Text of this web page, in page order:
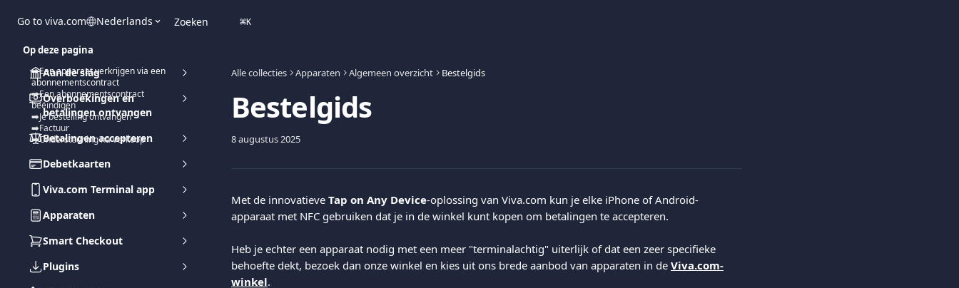
Go to viva.com Nederlands Zoeken ⌘K
Aan de slag
Overboekingen en
betalingen ontvangen
Betalingen accepteren
Debetkaarten
Viva.com Terminal app
Apparaten
Smart Checkout
Plugins
Alle collecties Apparaten Algemeen overzicht Bestelgids
Bestelgids
8 augustus 2025
Met de innovatieve Tap on Any Device-oplossing van Viva.com kun je elke iPhone of Android-
apparaat met NFC gebruiken dat je in de winkel kunt kopen om betalingen te accepteren.
Heb je echter een apparaat nodig met een meer "terminalachtig" uiterlijk of dat een zeer specifieke
behoefte dekt, bezoek dan onze winkel en kies uit ons brede aanbod van apparaten in de Viva.com-
winkel.
Op deze pagina
➡️Een apparaat verkrijgen via een
abonnementscontract
➡️Een abonnementscontract
beëindigen
➡️Je bestelling ontvangen
➡️Factuur
➡️Ondersteuning na verkoop